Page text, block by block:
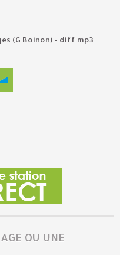
(G Boinon) - diff.mp3
OU UNE